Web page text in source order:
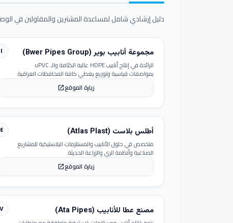
دليل إرشادي شامل لمساعدة المشترين والمقاولين في
١ مجموعة أنابيب بوير (Bwer Pipes Group)
الرائدة في إنتاج أنابيب HDPE عالية الكثافة والـ uPVC
بمواصفات قياسية وتوزيع يغطي كافة المحافظات العراقية.
زيارة الموقعopen_in_new
٤ أطلس بلاست (Atlas Plast)
متخصص في حلول الأنابيب والمستلزمات البلاستيكية للمشاريع
الصناعية وأنظمة الري والزراعة الحديثة.
زيارة الموقعopen_in_new
٧ مصنع عطا للأنابيب (Ata Pipes)